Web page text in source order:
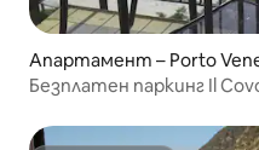
Апартамент – Porto
Безплатен паркинг Il